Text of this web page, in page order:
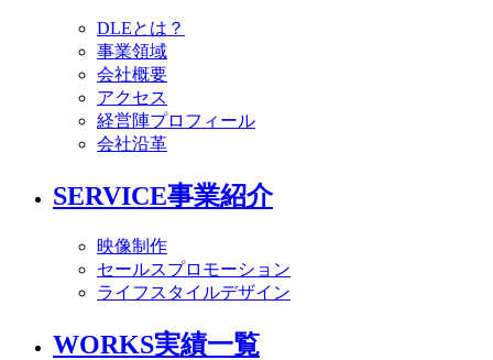
DLEとは？
事業領域
会社概要
アクセス
経営陣プロフィール
会社沿革
SERVICE事業紹介
映像制作
セールスプロモーション
ライフスタイルデザイン
WORKS実績一覧